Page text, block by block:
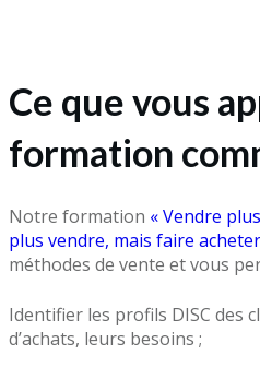
Ce que vous
formation
Notre formation « Vendre
plus vendre, mais faire
méthodes de vente et vous
Identifier les profils DISC des
d’achats, leurs besoins ;